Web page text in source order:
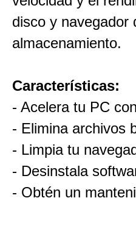
disco y navegador
almacenamiento.
Características:
- Acelera tu PC
- Elimina archivos
- Limpia tu
- Desinstala
- Obtén un